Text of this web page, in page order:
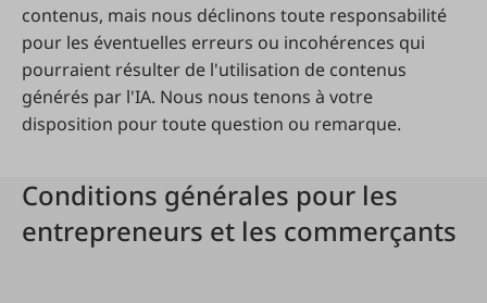
contenus, mais nous déclinons toute responsabilité
pour les éventuelles erreurs ou incohérences qui
pourraient résulter de l'utilisation de contenus
générés par l'IA. Nous nous tenons à votre
disposition pour toute question ou remarque.
Conditions générales pour les
entrepreneurs et les commerçants